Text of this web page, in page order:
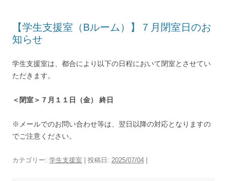
【学生支援室（Bルーム）】７月閉室日のお
知らせ
学生支援室は、都合により以下の日程において閉室とさせてい
ただきます。
＜閉室＞７月１１日（金） 終日
※メールでのお問い合わせ等は、翌日以降の対応となりますの
でご注意ください。
カテゴリー: 学生支援室 | 投稿日: 2025/07/04